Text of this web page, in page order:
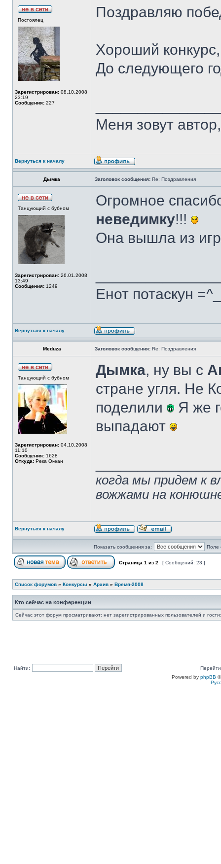
Постоялец
Зарегистрирован: 08.10.2008
23:19
Сообщения: 227
Поздравляю
Хороший
До следующего
Меня зовут
Вернуться к началу
Дымка Заголовок сообщения: Re: Поздравления
Танцующий с бубном
Зарегистрирован: 26.01.2008
13:49
Сообщения: 1249
Огромное
неведимку!!!
Она вышла из
Енот потаскун
Вернуться к началу
Meduza Заголовок сообщения: Re: Поздравления
Танцующий с бубном
Зарегистрирован: 04.10.2008
11:10
Сообщения: 1628
Откуда: Река Океан
Дымка, ну вы с
стране угля. Не
поделили
Я же
выпадают
когда мы придем к
вожжами на
Вернуться к началу
Показать сообщения за: Поле
Страница 1 из 2 [ Сообщений: 23 ]
Список форумов » Конкурсы » Архив » Время-2008
Кто сейчас на конференции
Сейчас этот форум просматривают: нет зарегистрированных пользователей и
Найти:
Powered by phpBB